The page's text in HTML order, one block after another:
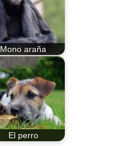
Mono araña
El perro